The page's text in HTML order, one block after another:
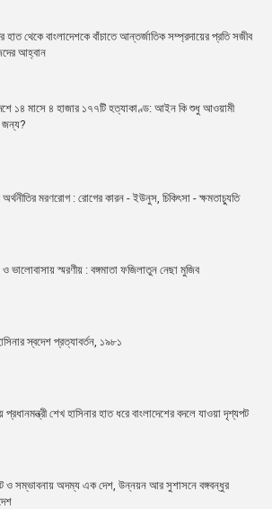
হাত থেকে বাংলাদেশকে বাঁচাতে আন্তর্জাতিক সম্প্রদায়ের প্রতি সজীব
আহ্বান
১৪ মাসে ৪ হাজার ১৭৭টি হত্যাকাণ্ড: আইন কি শুধু আওয়ামী
জন্য?
অর্থনীতির মরণরোগ : রোগের কারন - ইউনুস, চিকিৎসা - ক্ষমতাচ্যুতি
ও ভালোবাসায় স্মরণীয় : বঙ্গমাতা ফজিলাতুন নেছা মুজিব
স্বদেশ প্রত্যাবর্তন, ১৯৮১
প্রধানমন্ত্রী শেখ হাসিনার হাত ধরে বাংলাদেশের বদলে যাওয়া দৃশ্যপট
ও সম্ভাবনায় অদম্য এক দেশ, উন্নয়ন আর সুশাসনে বঙ্গবন্ধুর